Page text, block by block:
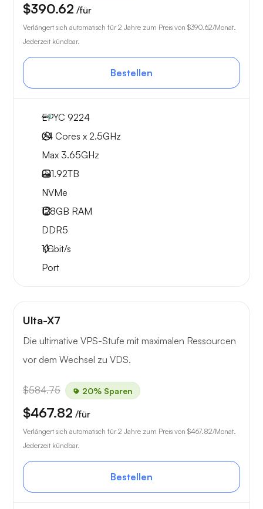
$390.62 /für
Verlängert sich automatisch für 2 Jahre zum Preis von $390.62/Monat.
Jederzeit kündbar.
Bestellen
EPYC 9224
24 Cores x 2.5GHz
Max 3.65GHz
2x1.92TB
NVMe
128GB RAM
DDR5
1Gbit/s
Port
Ulta-X7
Die ultimative VPS-Stufe mit maximalen Ressourcen
vor dem Wechsel zu VDS.
$584.75 20% Sparen
$467.82 /für
Verlängert sich automatisch für 2 Jahre zum Preis von $467.82/Monat.
Jederzeit kündbar.
Bestellen